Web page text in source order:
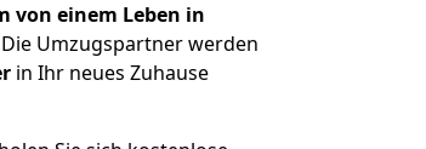
von einem Leben in
Umzugspartner werden
in Ihr neues Zuhause